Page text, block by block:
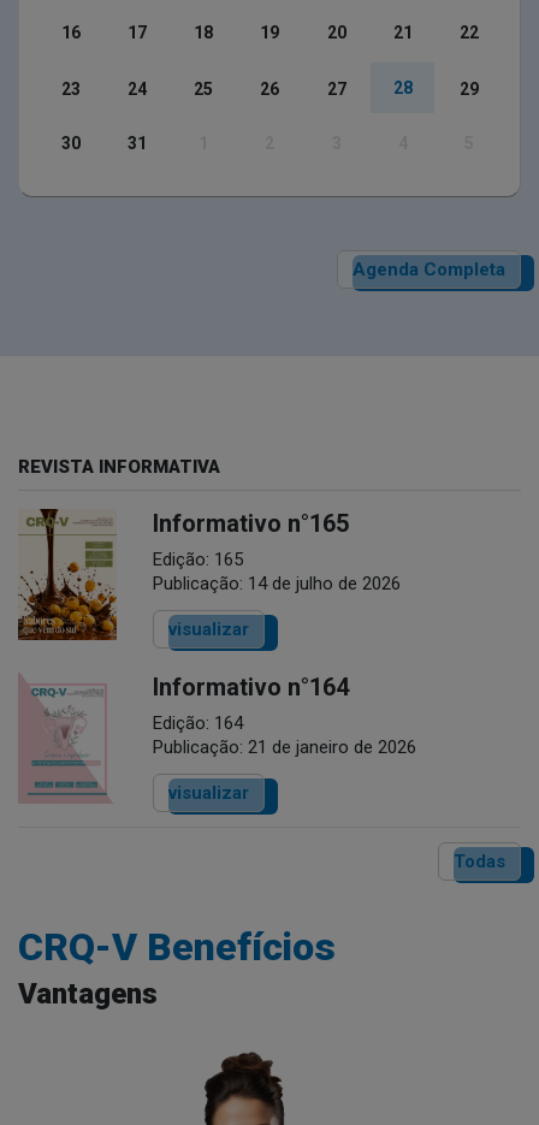
16 17 18 19 20 21 22
23 24 25 26 27 28 29
30 31
Agenda Completa
CRQ-V Benefícios
Vantagens
REVISTA INFORMATIVA
Informativo n°165
Edição: 165
Publicação: 14 de julho de 2026
visualizar
Informativo n°164
Edição: 164
Publicação: 21 de janeiro de 2026
visualizar
Todas